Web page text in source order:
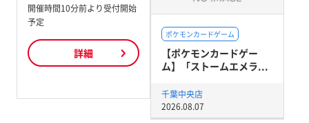
開催時間10分前より受付開始
予定
詳細
ポケモンカードゲーム
【ポケモンカードゲー
ム】「ストームエメラ...
千葉中央店
2026.08.07